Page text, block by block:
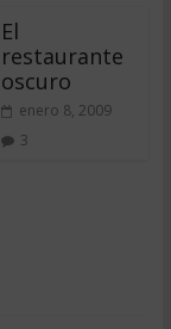
El
restaurante
oscuro
enero 8, 2009
3